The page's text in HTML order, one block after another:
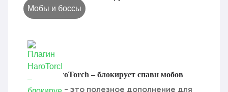
Мобы и боссы
Плагин HaroTorch – блокирует спавн мобов
HaroTorch - это полезное дополнение для